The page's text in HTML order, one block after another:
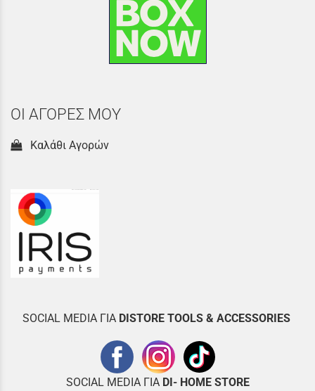
ΟΙ ΑΓΟΡΕΣ ΜΟΥ
Καλάθι Αγορών
SOCIAL MEDIA ΓΙΑ DISTORE TOOLS & ACCESSORIES
SOCIAL MEDIA ΓΙΑ DI- HOME STORE